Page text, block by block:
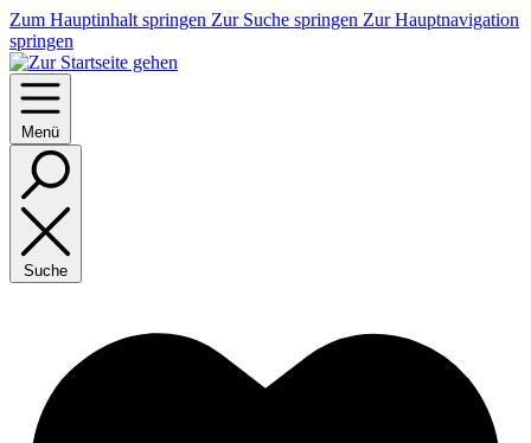
Zum Hauptinhalt springen Zur Suche springen Zur Hauptnavigation
springen
Menü
Suche